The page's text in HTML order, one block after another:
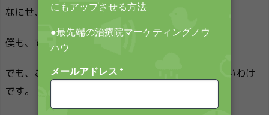
なにせ、非常につらい作業ですからね。
僕も、できるなら目を背けたい。
でも、これを改善しないことには、成長はありえないわけ
です。